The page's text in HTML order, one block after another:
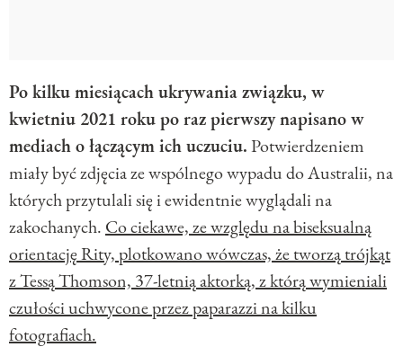
Po kilku miesiącach ukrywania związku, w
kwietniu 2021 roku po raz pierwszy napisano w
mediach o łączącym ich uczuciu.Potwierdzeniem
miały być zdjęcia ze wspólnego wypadu do Australii, na
których przytulali się i ewidentnie wyglądali na
zakochanych. Co ciekawe, ze względu na biseksualną
orientację Rity, plotkowano wówczas, że tworzą trójkąt
z Tessą Thomson, 37-letnią aktorką, z którą wymieniali
czułości uchwycone przez paparazzi na kilku
fotografiach.